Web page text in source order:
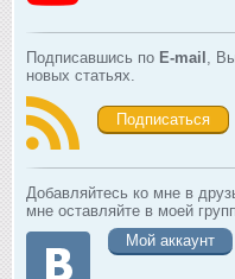
Подписавшись по E-mail ,
новых статьях.
Подписаться
Добавляйтесь ко мне в
мне оставляйте в моей
Мой аккаунт